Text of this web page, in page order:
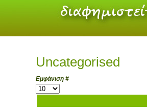
Uncategorised
Εμφάνιση #